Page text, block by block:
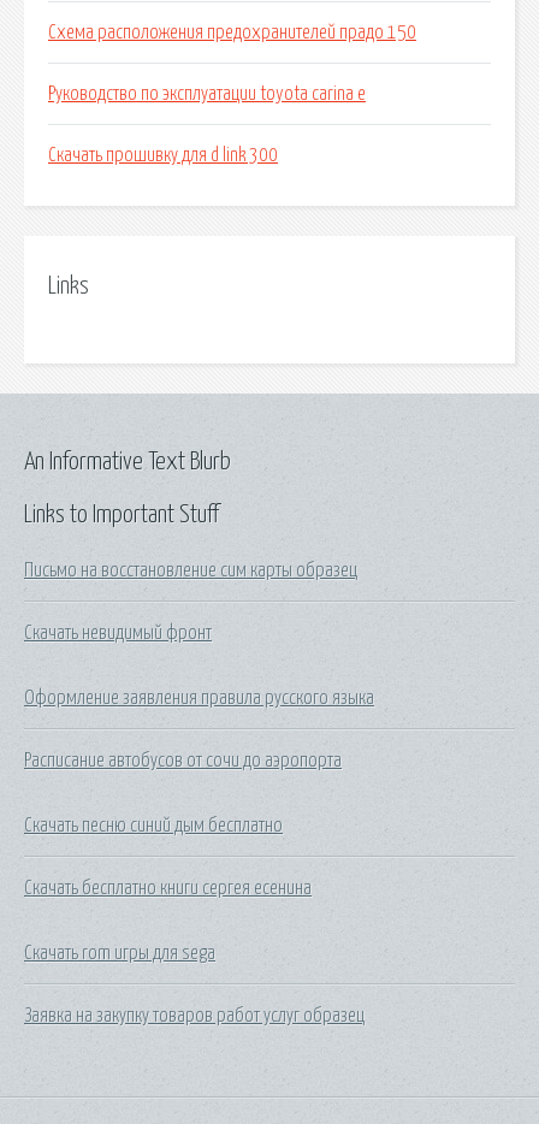
Схема расположения предохранителей прадо 150
Руководство по эксплуатации toyota carina e
Скачать прошивку для d link 300
Links
Links to Important Stuff
Письмо на восстановление сим карты образец
Скачать невидимый фронт
Оформление заявления правила русского языка
Расписание автобусов от сочи до аэропорта
Скачать песню синий дым бесплатно
Скачать бесплатно книги сергея есенина
Скачать rom игры для sega
Заявка на закупку товаров работ услуг образец
An Informative Text Blurb